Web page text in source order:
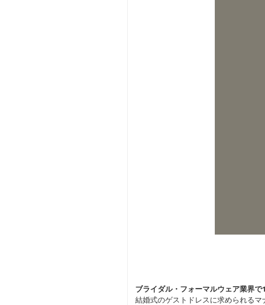
ブライダル・フォーマルウェア業界で
結婚式のゲストドレスに求められる